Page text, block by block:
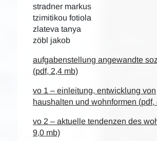
stradner markus
tzimitikou fotiola
zlateva tanya
zöbl jakob
aufgabenstellung angewandte
(pdf, 2,4 mb)
vo 1 – einleitung, entwicklung von
haushalten und wohnformen (pdf,
vo 2 – aktuelle tendenzen des
9,0 mb)